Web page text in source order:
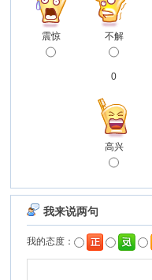
震惊 不解
0
高兴